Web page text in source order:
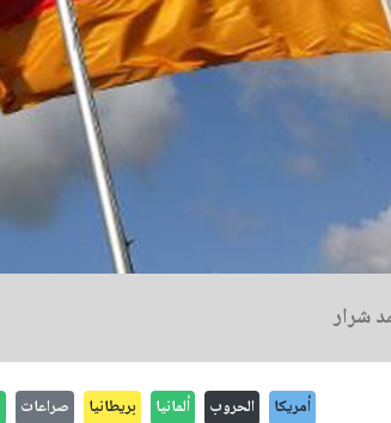
شرار
أمريكا الحروب ألمانيا بريطانيا صراعات